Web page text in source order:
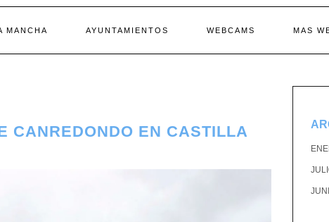
MANCHA AYUNTAMIENTOS WEBCAMS MAS
CANREDONDO EN CASTILLA